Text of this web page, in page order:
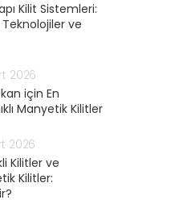
Kilit Sistemleri:
Teknolojiler ve
2026
için En
Manyetik Kilitler
2026
Kilitler ve
Kilitler: